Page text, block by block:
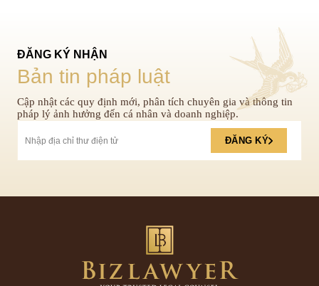
ĐĂNG KÝ NHẬN
Bản tin pháp luật
Cập nhật các quy định mới, phân tích chuyên gia và thông tin
pháp lý ảnh hưởng đến cá nhân và doanh nghiệp.
ĐĂNG KÝ